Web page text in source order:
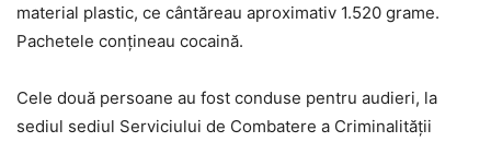
material plastic, ce cântăreau aproximativ 1.520 grame.
Pachetele conţineau cocaină.
Cele două persoane au fost conduse pentru audieri, la
sediul sediul Serviciului de Combatere a Criminalităţii